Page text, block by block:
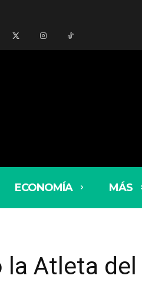
ECONOMÍA MÁS
Atleta del